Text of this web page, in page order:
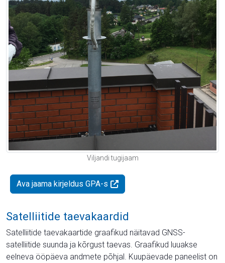
Viljandi tugijaam
Ava jaama kirjeldus GPA-s
Satelliitide taevakaardid
Satelliitide taevakaartide graafikud näitavad GNSS-
satelliitide suunda ja kõrgust taevas. Graafikud luuakse
eelneva ööpäeva andmete põhjal. Kuupäevade paneelist on